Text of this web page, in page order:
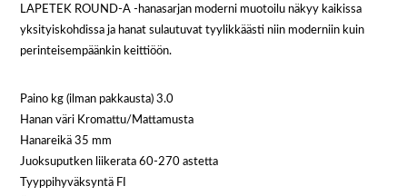
LAPETEK ROUND-A -hanasarjan moderni muotoilu näkyy kaikissa
yksityiskohdissa ja hanat sulautuvat tyylikkäästi niin moderniin kuin
perinteisempäänkin keittiöön.
Paino kg (ilman pakkausta) 3.0
Hanan väri Kromattu/Mattamusta
Hanareikä 35 mm
Juoksuputken liikerata 60-270 astetta
Tyyppihyväksyntä FI